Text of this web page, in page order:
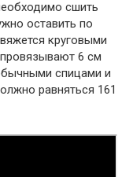
сшить
оставить по
круговыми
6 см
спицами и
равняться 161